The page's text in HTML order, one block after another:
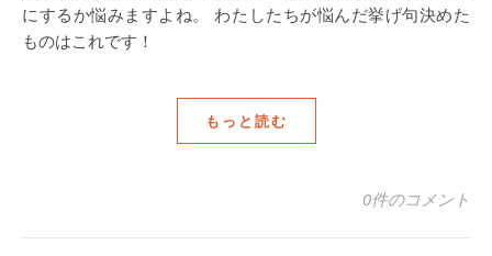
にするか悩みますよね。 わたしたちが悩んだ挙げ句決めた
ものはこれです！
もっと読む
0件のコメント